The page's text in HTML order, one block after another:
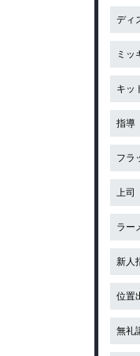
ディ
ミッ
キッ
指導
フラ
上司
ラー
新人
位置
無礼